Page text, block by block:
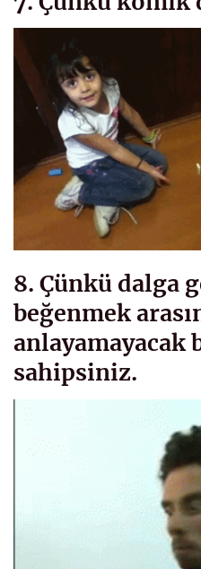
8. Çünkü dalga
beğenmek
anlayamayacak
sahipsiniz.